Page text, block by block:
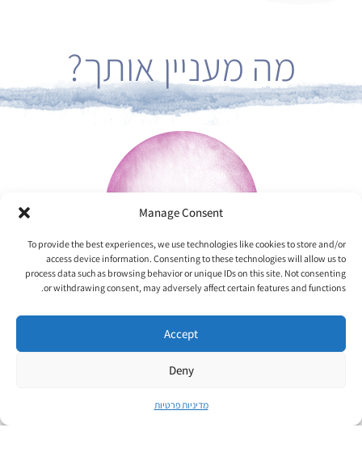
Manage Consent
To provide the best experiences, we use technologies like cookies to store and/or
access device information. Consenting to these technologies will allow us to
process data such as browsing behavior or unique IDs on this site. Not consenting
or withdrawing consent, may adversely affect certain features and functions.
Accept
Deny
מדיניות פרטיות
מה מעניין אותך?
טיפול והדרכה